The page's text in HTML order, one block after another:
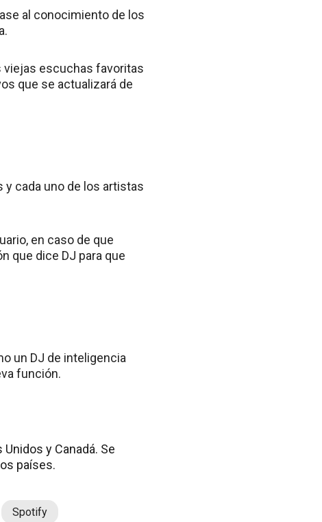
al conocimiento de los
viejas escuchas favoritas
que se actualizará de
cada uno de los artistas
en caso de que
que dice DJ para que
un DJ de inteligencia
función.
y Canadá. Se
países.
Spotify